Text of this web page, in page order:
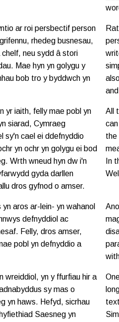
ar roi persbectif person
rhedeg busnesau,
neu sydd â stori
Mae hyn yn golygu y
bob tro y byddwch yn
yr iaith, felly mae pobl yn
siarad, Cymraeg
sy'n cael ei ddefnyddio
yn ochr yn golygu ei bod
Wrth wneud hyn dw i'n
gyda darllen
dros gyfnod o amser.
All
the
In
aros ar-lein- yn wahanol
defnyddiol ac
Felly, dros amser,
pobl yn defnyddio a
wreiddiol, yn y ffurfiau hir a
sy mas o
yn haws. Hefyd, sicrhau
Saesneg yn